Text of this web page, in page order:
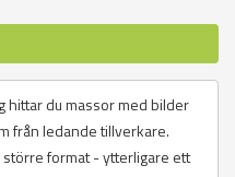
hittar du massor med bilder
från ledande tillverkare.
format - ytterligare ett